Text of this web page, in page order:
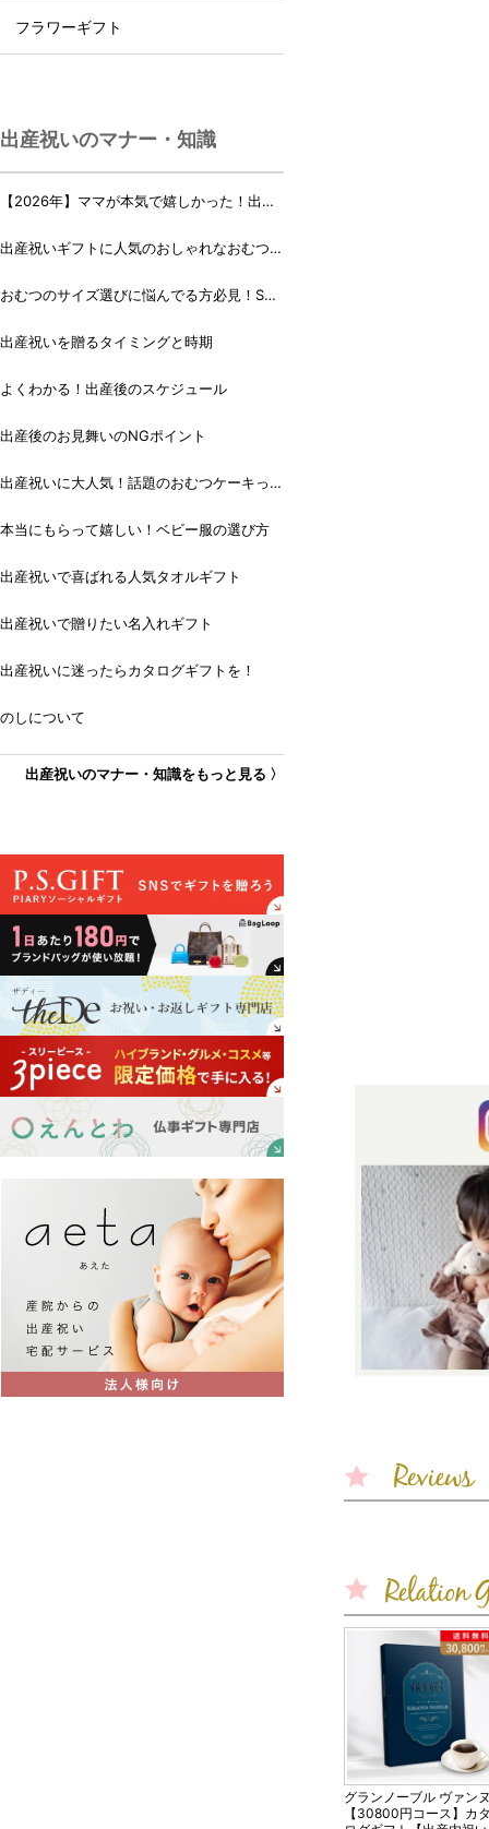
グランノーブル ヴァン
【30800円コース】カ
フラワーギフト
出産祝いのマナー・知識
【2026年】ママが本気で嬉しかった！出産
出産祝いギフトに人気のおしゃれなおむつケ
おむつのサイズ選びに悩んでる方必見！Sサ
出産祝いを贈るタイミングと時期
よくわかる！出産後のスケジュール
出産後のお見舞いのNGポイント
出産祝いに大人気！話題のおむつケーキっ
本当にもらって嬉しい！ベビー服の選び方
出産祝いで喜ばれる人気タオルギフト
出産祝いで贈りたい名入れギフト
出産祝いに迷ったらカタログギフトを！
のしについて
出産祝いのマナー・知識をもっと見る 〉